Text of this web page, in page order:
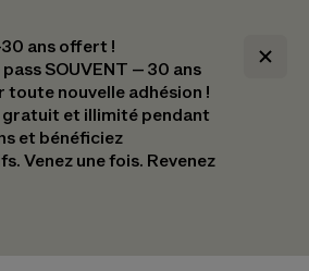
30 ans offert !
SOUVENT – 30 ans
nouvelle adhésion !​
gratuit et illimité pendant
et bénéficiez
Venez une fois. Revenez